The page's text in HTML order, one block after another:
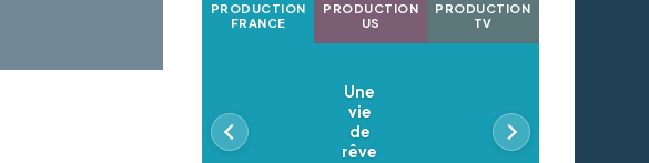
PRODUCTION
FRANCE
PRODUCTION
US
PRODUCTION
TV
Une
vie
de
rêve